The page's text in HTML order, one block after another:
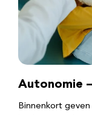
Autonomie
Binnenkort